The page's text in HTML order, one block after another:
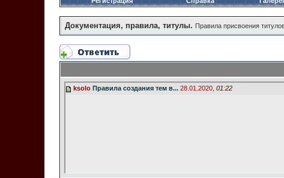
Документация, правила, титулы. Правила присвоения
ksolo Правила создания тем в... 28.01.2020, 01:22